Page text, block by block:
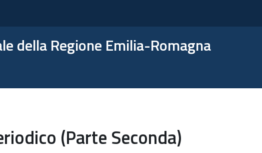
della Regione Emilia-Romagna
(Parte Seconda)